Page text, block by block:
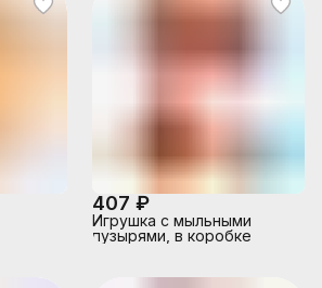
407 ₽
Игрушка с мыльными
пузырями, в коробке